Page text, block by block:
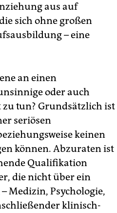
aus auf
sich ohne großen
– eine
an einen
oder auch
zu tun? Grundsätzlich ist
seriösen
keinen
können. Abzuraten ist
Qualifikation
die nicht über ein
Medizin, Psychologie,
klinisch-